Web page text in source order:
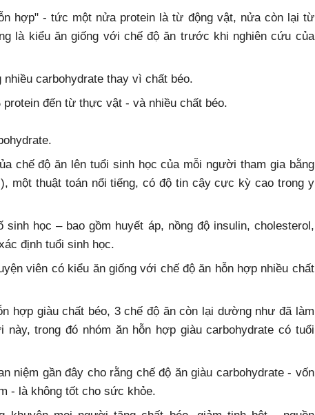
hợp" - tức một nửa protein là từ động vật, nửa còn lại từ
là kiểu ăn giống với chế độ ăn trước khi nghiên cứu của
carbohydrate thay vì chất béo.
đến từ thực vật - và nhiều chất béo.
chế độ ăn lên tuổi sinh học của mỗi người tham gia bằng
một thuật toán nổi tiếng, có độ tin cậy cực kỳ cao trong y
sinh học – bao gồm huyết áp, nồng độ insulin, cholesterol,
định tuổi sinh học.
viên có kiểu ăn giống với chế độ ăn hỗn hợp nhiều chất
hợp giàu chất béo, 3 chế độ ăn còn lại dường như đã làm
trong đó nhóm ăn hỗn hợp giàu carbohydrate có tuổi
niệm gần đây cho rằng chế độ ăn giàu carbohydrate - vốn
- là không tốt cho sức khỏe.